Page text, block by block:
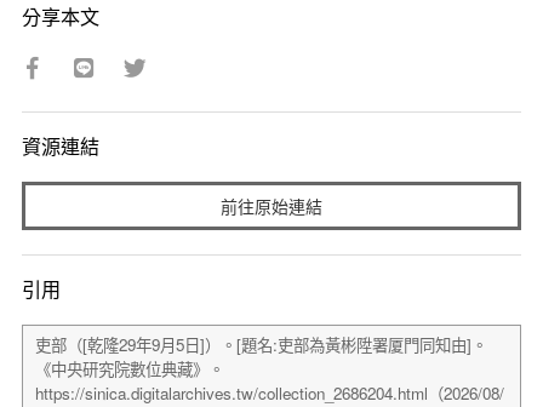
分享本文
資源連結
前往原始連結
引用